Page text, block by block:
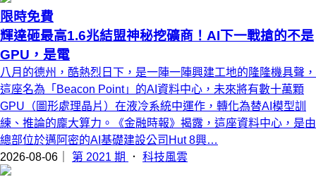
限時免費
輝達砸最高1.6兆結盟神秘挖礦商！AI下一戰搶的不是
GPU，是電
八月的德州，酷熱烈日下，是一陣一陣興建工地的隆隆機具聲，
這座名為「Beacon Point」的AI資料中心，未來將有數十萬顆
GPU（圖形處理晶片）在液冷系統中運作，轉化為替AI模型訓
練、推論的龐大算力。《金融時報》揭露，這座資料中心，是由
總部位於邁阿密的AI基礎建設公司Hut 8興…
2026-08-06｜ 第 2021 期 ． 科技風雲